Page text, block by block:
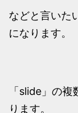
などと言いた
になります。
「slide」の
ります。